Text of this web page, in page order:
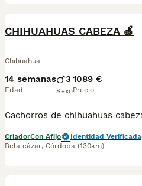
CHIHUAHUAS CABEZA 🍏
Chihuahua
14 semanas
Edad
3
Sexo
1089 €
Precio
CriadorCon Afijo
Identidad Verificada
Belalcázar, Córdoba (130km)